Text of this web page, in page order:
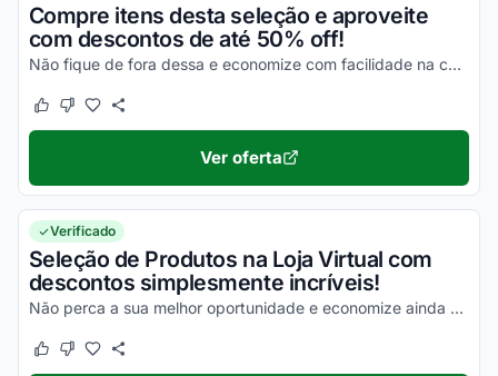
Compre itens desta seleção e aproveite
com descontos de até 50% off!
Não fique de fora dessa e economize com facilidade na compra de todos os seus produtos!
Este cupom funcionou
Este cupom não funcionou
Ver oferta
Verificado
Seleção de Produtos na Loja Virtual com
descontos simplesmente incríveis!
Não perca a sua melhor oportunidade e economize ainda hoje em todas as compras!
Este cupom funcionou
Este cupom não funcionou